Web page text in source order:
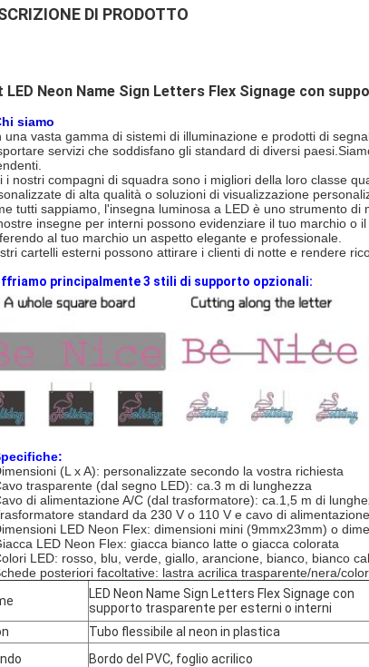
DI PRODOTTO
LED Neon Name Sign Letters Flex Signage con
siamo
una vasta gamma di sistemi di illuminazione e prodotti di
servizi che soddisfano gli standard di diversi
i nostri compagni di squadra sono i migliori della loro classe
di alta qualità o soluzioni di visualizzazione
tutti sappiamo, l'insegna luminosa a LED è uno strumento di
insegne per interni possono evidenziare il tuo marchio o
al tuo marchio un aspetto elegante e professionale.
cartelli esterni possono attirare i clienti di notte e rendere
principalmente 3 stili di supporto opzionali:
(L x A): personalizzate secondo la vostra richiesta
trasparente (dal segno LED): ca.3 m di lunghezza
di alimentazione A/C (dal trasformatore): ca.1,5 m di
standard da 230 V o 110 V e cavo di
LED Neon Flex: dimensioni mini (9mmx23mm) o
LED Neon Flex: giacca bianco latte o giacca colorata
LED: rosso, blu, verde, giallo, arancione, bianco, bianco
posteriori facoltative: lastra acrilica trasparente/nera/
LED Neon Name Sign Letters Flex Signage con
supporto trasparente per esterni o interni
Tubo flessibile al neon in plastica
Bordo del PVC, foglio acrilico